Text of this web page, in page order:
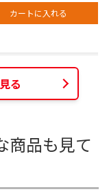
カートに入れる
る
商品も見て